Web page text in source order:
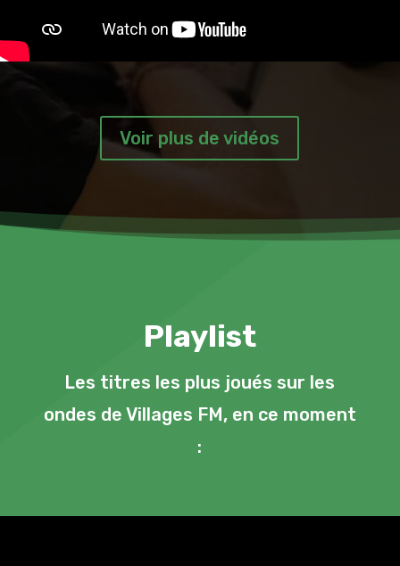
Voir plus de vidéos
Playlist
Les titres les plus joués sur les
ondes de Villages FM, en ce moment
: